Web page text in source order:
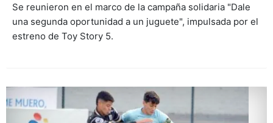
Se reunieron en el marco de la campaña solidaria "Dale
una segunda oportunidad a un juguete", impulsada por el
estreno de Toy Story 5.